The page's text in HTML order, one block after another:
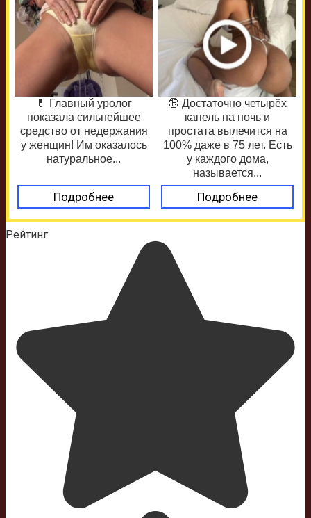
💊 Главный уролог
показала сильнейшее
средство от недержания
у женщин! Им оказалось
натуральное...
Подробнее
🔞 Достаточно четырёх
капель на ночь и
простата вылечится на
100% даже в 75 лет. Есть
у каждого дома,
называется...
Подробнее
Рейтинг